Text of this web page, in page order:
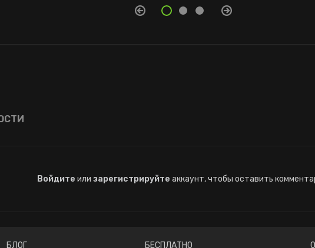
Войдите или зарегистрируйте аккаунт, чтобы оставить
БЛОГ БЕСПЛАТНО